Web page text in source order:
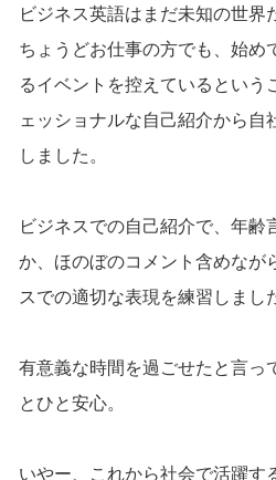
ビジネス英語はまだ未知の世界
ちょうどお仕事の方でも、始め
るイベントを控えているという
ェッショナルな自己紹介から自
しました。
ビジネスでの自己紹介で、年齢
か、ほのぼのコメント含めなが
スでの適切な表現を練習しまし
有意義な時間を過ごせたと言っ
とひと安心。
いやー、これから社会で活躍す